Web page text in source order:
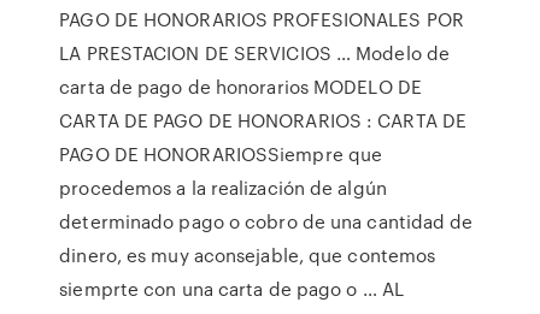
PAGO DE HONORARIOS PROFESIONALES POR
LA PRESTACION DE SERVICIOS … Modelo de
carta de pago de honorarios MODELO DE
CARTA DE PAGO DE HONORARIOS : CARTA DE
PAGO DE HONORARIOSSiempre que
procedemos a la realización de algún
determinado pago o cobro de una cantidad de
dinero, es muy aconsejable, que contemos
siemprte con una carta de pago o … AL